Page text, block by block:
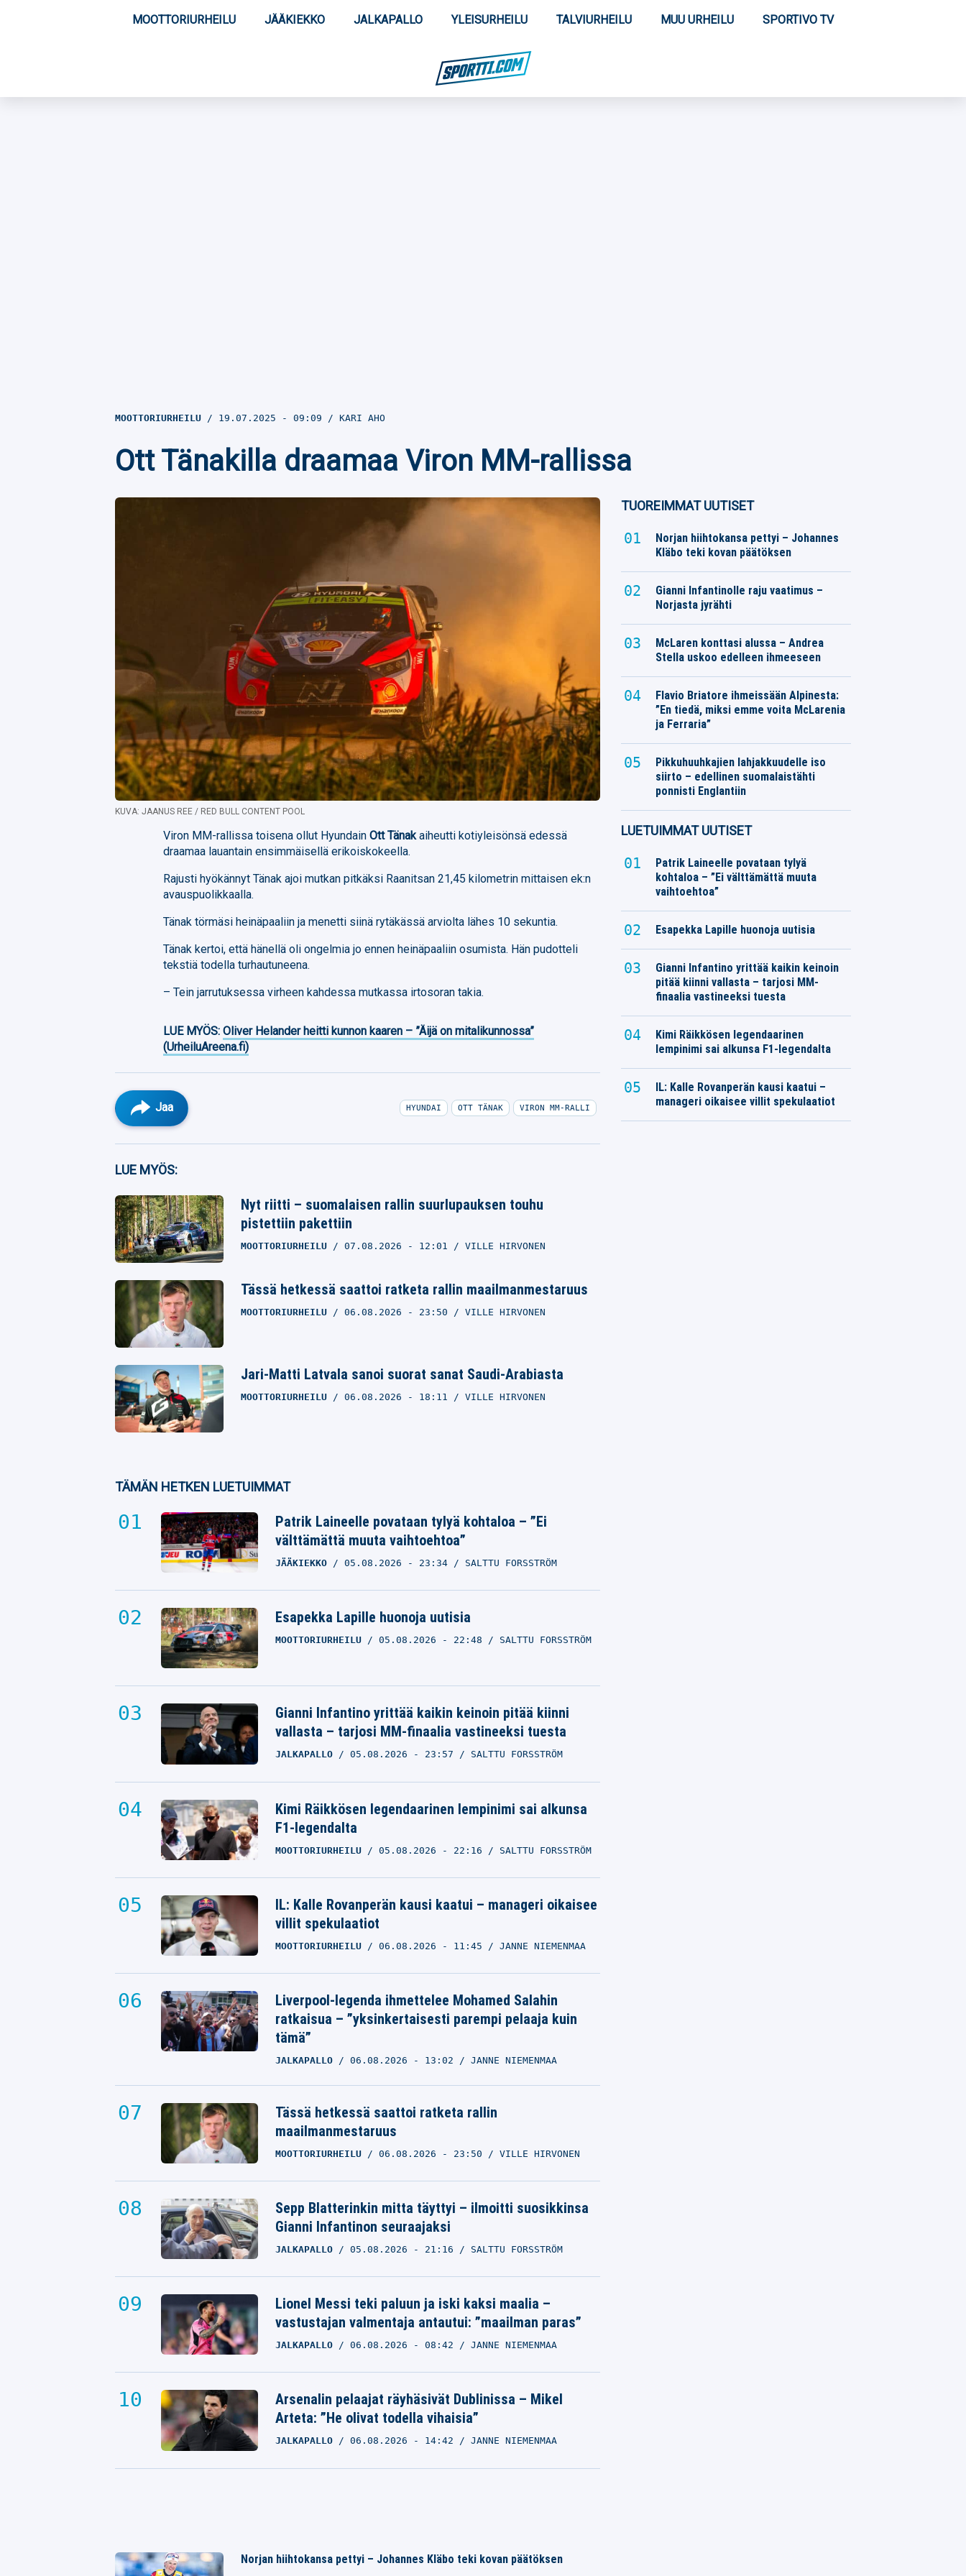
MOOTTORIURHEILU JÄÄKIEKKO JALKAPALLO YLEISURHEILU TALVIURHEILU MUU URHEILU SPORTIVO TV
MOOTTORIURHEILU 19.07.2025 - 09:09 KARI AHO
Ott Tänakilla draamaa Viron MM-rallissa
KUVA: JAANUS REE / RED BULL CONTENT POOL
Viron MM-rallissa toisena ollut Hyundain Ott Tänak aiheutti kotiyleisönsä edessä
draamaa lauantain ensimmäisellä erikoiskokeella.
Rajusti hyökännyt Tänak ajoi mutkan pitkäksi Raanitsan 21,45 kilometrin mittaisen ek:n
avauspuolikkaalla.
Tänak törmäsi heinäpaaliin ja menetti siinä rytäkässä arviolta lähes 10 sekuntia.
Tänak kertoi, että hänellä oli ongelmia jo ennen heinäpaaliin osumista. Hän pudotteli
tekstiä todella turhautuneena.
– Tein jarrutuksessa virheen kahdessa mutkassa irtosoran takia.
LUE MYÖS:Oliver Helander heitti kunnon kaaren – ”Äijä on mitalikunnossa”
(UrheiluAreena.fi)
Jaa
Facebook
Twitter
Whatsapp
HYUNDAI OTT TÄNAK VIRON MM-RALLI
LUE MYÖS:
Nyt riitti – suomalaisen rallin suurlupauksen touhu
pistettiin pakettiin
MOOTTORIURHEILU 07.08.2026 - 12:01 VILLE HIRVONEN
Tässä hetkessä saattoi ratketa rallin maailmanmestaruus
MOOTTORIURHEILU 06.08.2026 - 23:50 VILLE HIRVONEN
Jari-Matti Latvala sanoi suorat sanat Saudi-Arabiasta
MOOTTORIURHEILU 06.08.2026 - 18:11 VILLE HIRVONEN
TÄMÄN HETKEN LUETUIMMAT
Patrik Laineelle povataan tylyä kohtaloa – ”Ei
välttämättä muuta vaihtoehtoa”
JÄÄKIEKKO 05.08.2026 - 23:34 SALTTU FORSSTRÖM
Esapekka Lapille huonoja uutisia
MOOTTORIURHEILU 05.08.2026 - 22:48 SALTTU FORSSTRÖM
Gianni Infantino yrittää kaikin keinoin pitää kiinni
vallasta – tarjosi MM-finaalia vastineeksi tuesta
JALKAPALLO 05.08.2026 - 23:57 SALTTU FORSSTRÖM
Kimi Räikkösen legendaarinen lempinimi sai alkunsa
F1-legendalta
MOOTTORIURHEILU 05.08.2026 - 22:16 SALTTU FORSSTRÖM
IL: Kalle Rovanperän kausi kaatui – manageri oikaisee
villit spekulaatiot
MOOTTORIURHEILU 06.08.2026 - 11:45 JANNE NIEMENMAA
Liverpool-legenda ihmettelee Mohamed Salahin
ratkaisua – ”yksinkertaisesti parempi pelaaja kuin
tämä”
JALKAPALLO 06.08.2026 - 13:02 JANNE NIEMENMAA
Tässä hetkessä saattoi ratketa rallin
maailmanmestaruus
MOOTTORIURHEILU 06.08.2026 - 23:50 VILLE HIRVONEN
Sepp Blatterinkin mitta täyttyi – ilmoitti suosikkinsa
Gianni Infantinon seuraajaksi
JALKAPALLO 05.08.2026 - 21:16 SALTTU FORSSTRÖM
Lionel Messi teki paluun ja iski kaksi maalia –
vastustajan valmentaja antautui: ”maailman paras”
JALKAPALLO 06.08.2026 - 08:42 JANNE NIEMENMAA
Arsenalin pelaajat räyhäsivät Dublinissa – Mikel
Arteta: ”He olivat todella vihaisia”
JALKAPALLO 06.08.2026 - 14:42 JANNE NIEMENMAA
Norjan hiihtokansa pettyi – Johannes Kläbo teki kovan päätöksen
TUOREIMMAT UUTISET
Norjan hiihtokansa pettyi – Johannes
Kläbo teki kovan päätöksen
Gianni Infantinolle raju vaatimus –
Norjasta jyrähti
McLaren konttasi alussa – Andrea
Stella uskoo edelleen ihmeeseen
Flavio Briatore ihmeissään Alpinesta:
”En tiedä, miksi emme voita McLarenia
ja Ferraria”
Pikkuhuuhkajien lahjakkuudelle iso
siirto – edellinen suomalaistähti
ponnisti Englantiin
LUETUIMMAT UUTISET
Patrik Laineelle povataan tylyä
kohtaloa – ”Ei välttämättä muuta
vaihtoehtoa”
Esapekka Lapille huonoja uutisia
Gianni Infantino yrittää kaikin keinoin
pitää kiinni vallasta – tarjosi MM-
finaalia vastineeksi tuesta
Kimi Räikkösen legendaarinen
lempinimi sai alkunsa F1-legendalta
IL: Kalle Rovanperän kausi kaatui –
manageri oikaisee villit spekulaatiot